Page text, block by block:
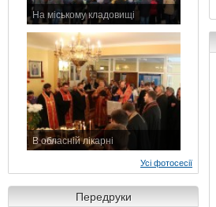
На міському кладовищі
В обласній лікарні
Усі фотосесії
Передруки